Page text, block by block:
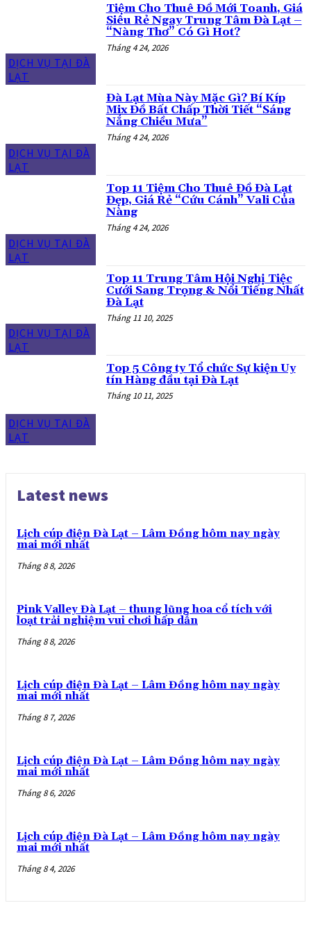
DỊCH VỤ TẠI ĐÀ
LẠT
Tiệm Cho Thuê Đồ Mới Toanh, Giá
Siêu Rẻ Ngay Trung Tâm Đà Lạt –
“Nàng Thơ” Có Gì Hot?
Tháng 4 24, 2026
DỊCH VỤ TẠI ĐÀ
LẠT
Đà Lạt Mùa Này Mặc Gì? Bí Kíp
Mix Đồ Bất Chấp Thời Tiết “Sáng
Nắng Chiều Mưa”
Tháng 4 24, 2026
DỊCH VỤ TẠI ĐÀ
LẠT
Top 11 Tiệm Cho Thuê Đồ Đà Lạt
Đẹp, Giá Rẻ “Cứu Cánh” Vali Của
Nàng
Tháng 4 24, 2026
DỊCH VỤ TẠI ĐÀ
LẠT
Top 11 Trung Tâm Hội Nghị Tiệc
Cưới Sang Trọng & Nổi Tiếng Nhất
Đà Lạt
Tháng 11 10, 2025
DỊCH VỤ TẠI ĐÀ
LẠT
Top 5 Công ty Tổ chức Sự kiện Uy
tín Hàng đầu tại Đà Lạt
Tháng 10 11, 2025
Latest news
Lịch cúp điện Đà Lạt – Lâm Đồng hôm nay ngày
mai mới nhất
Tháng 8 8, 2026
Pink Valley Đà Lạt – thung lũng hoa cổ tích với
loạt trải nghiệm vui chơi hấp dẫn
Tháng 8 8, 2026
Lịch cúp điện Đà Lạt – Lâm Đồng hôm nay ngày
mai mới nhất
Tháng 8 7, 2026
Lịch cúp điện Đà Lạt – Lâm Đồng hôm nay ngày
mai mới nhất
Tháng 8 6, 2026
Lịch cúp điện Đà Lạt – Lâm Đồng hôm nay ngày
mai mới nhất
Tháng 8 4, 2026